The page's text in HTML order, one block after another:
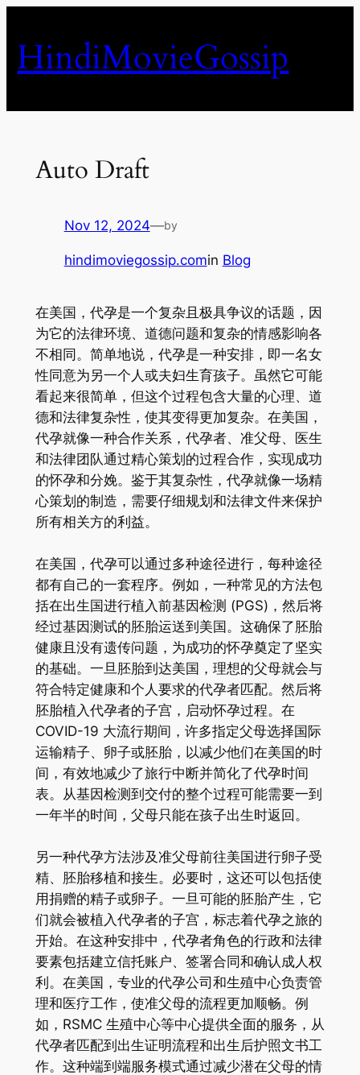
content
HindiMovieGossip
Auto Draft
Nov 12, 2024—by
hindimoviegossip.comin Blog
在美国，代孕是一个复杂且极具争议的话题，因
为它的法律环境、道德问题和复杂的情感影响各
不相同。简单地说，代孕是一种安排，即一名女
性同意为另一个人或夫妇生育孩子。虽然它可能
看起来很简单，但这个过程包含大量的心理、道
德和法律复杂性，使其变得更加复杂。在美国，
代孕就像一种合作关系，代孕者、准父母、医生
和法律团队通过精心策划的过程合作，实现成功
的怀孕和分娩。鉴于其复杂性，代孕就像一场精
心策划的制造，需要仔细规划和法律文件来保护
所有相关方的利益。
在美国，代孕可以通过多种途径进行，每种途径
都有自己的一套程序。例如，一种常见的方法包
括在出生国进行植入前基因检测 (PGS)，然后将
经过基因测试的胚胎运送到美国。这确保了胚胎
健康且没有遗传问题，为成功的怀孕奠定了坚实
的基础。一旦胚胎到达美国，理想的父母就会与
符合特定健康和个人要求的代孕者匹配。然后将
胚胎植入代孕者的子宫，启动怀孕过程。在
COVID-19 大流行期间，许多指定父母选择国际
运输精子、卵子或胚胎，以减少他们在美国的时
间，有效地减少了旅行中断并简化了代孕时间
表。从基因检测到交付的整个过程可能需要一到
一年半的时间，父母只能在孩子出生时返回。
另一种代孕方法涉及准父母前往美国进行卵子受
精、胚胎移植和接生。必要时，这还可以包括使
用捐赠的精子或卵子。一旦可能的胚胎产生，它
们就会被植入代孕者的子宫，标志着代孕之旅的
开始。在这种安排中，代孕者角色的行政和法律
要素包括建立信托账户、签署合同和确认成人权
利。在美国，专业的代孕公司和生殖中心负责管
理和医疗工作，使准父母的流程更加顺畅。例
如，RSMC 生殖中心等中心提供全面的服务，从
代孕者匹配到出生证明流程和出生后护照文书工
作。这种端到端服务模式通过减少潜在父母的情